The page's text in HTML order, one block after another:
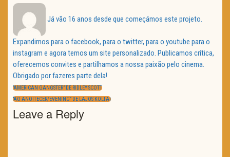
Já vão 16 anos desde que começámos este projeto.
Expandimos para o facebook, para o twitter, para o youtube para o
instagram e agora temos um site personalizado. Publicamos crítica,
oferecemos convites e partilhamos a nossa paixão pelo cinema.
Obrigado por fazeres parte dela!
Navegação
de
artigos
PREVIOUS
“AMERICAN GANGSTER” DE RIDLEY SCOTT
NEXT
“AO ANOITECER/EVENING” DE LAJOS KOLTAI
Leave a Reply